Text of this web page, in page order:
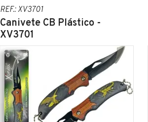
REF.: XV3701
Canivete CB Plástico -
XV3701